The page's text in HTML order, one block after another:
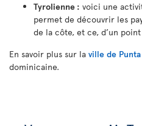
Tyrolienne : voici une
permet de découvrir les
de la côte, et ce, d’un
En savoir plus sur la ville de
dominicaine.